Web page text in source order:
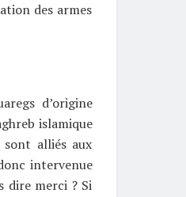
des armes
d’origine
islamique
alliés aux
intervenue
dire merci ? Si